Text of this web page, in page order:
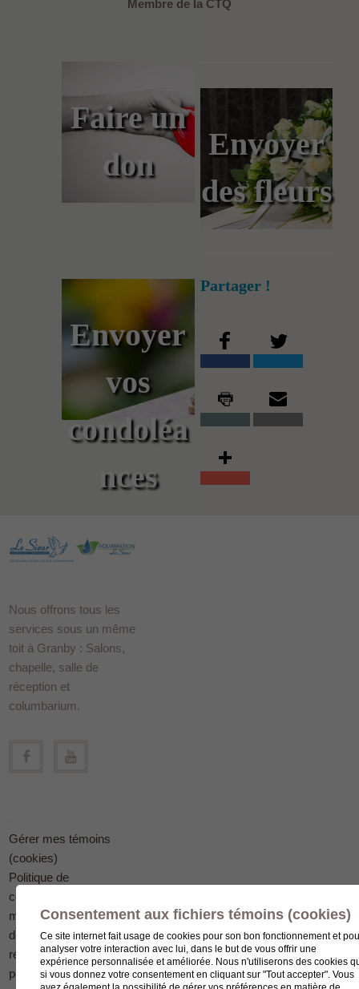
Membre de la CTQ
Faire un
don
Envoyer
des fleurs
Envoyer
vos
condoléa
nces
Partager !
Nous offrons tous les
services sous un même
toit à Granby : Salons,
chapelle, salle de
réception et
columbarium.
Gérer mes témoins
(cookies)
Politique de
confidentialité en
matière
de protection des
renseignements
personnels
Consentement aux fichiers témoins (cookies)
Ce site internet fait usage de cookies pour son bon fonctionnement et
analyser votre interaction avec lui, dans le but de vous offrir une
expérience personnalisée et améliorée. Nous n'utiliserons des cookies
si vous donnez votre consentement en cliquant sur "Tout accepter". Vous